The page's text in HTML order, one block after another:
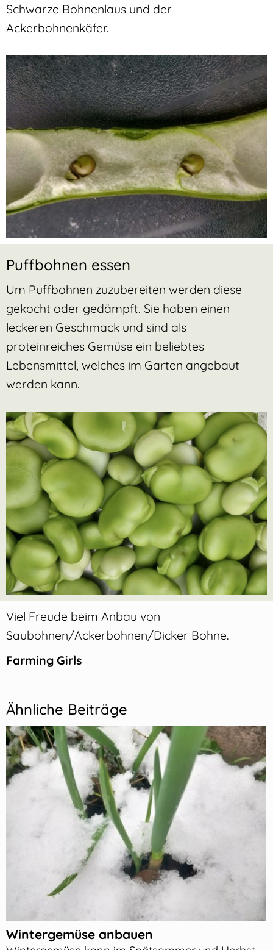
Schwarze Bohnenlaus und der
Ackerbohnenkäfer.
Puffbohnen essen
Um Puffbohnen zuzubereiten werden diese
gekocht oder gedämpft. Sie haben einen
leckeren Geschmack und sind als
proteinreiches Gemüse ein beliebtes
Lebensmittel, welches im Garten angebaut
werden kann.
Viel Freude beim Anbau von
Saubohnen/Ackerbohnen/Dicker Bohne.
Farming Girls
Ähnliche Beiträge
Wintergemüse anbauen